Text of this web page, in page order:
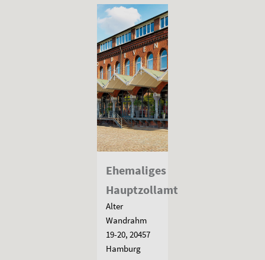
Ehemaliges
Hauptzollamt
Alter
Wandrahm
19-20, 20457
Hamburg